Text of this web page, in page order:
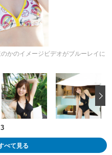
かのイメージビデオがブルーレイに
3
べて見る